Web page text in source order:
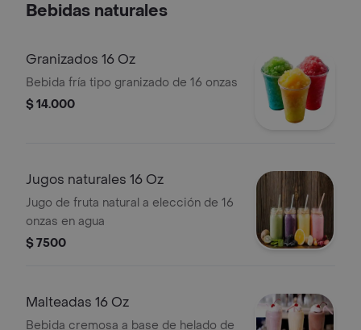
Bebidas naturales
Granizados 16 Oz
Bebida fría tipo granizado de 16 onzas
$ 14.000
Jugos naturales 16 Oz
Jugo de fruta natural a elección de 16
onzas en agua
$ 7500
Malteadas 16 Oz
Bebida cremosa a base de helado de